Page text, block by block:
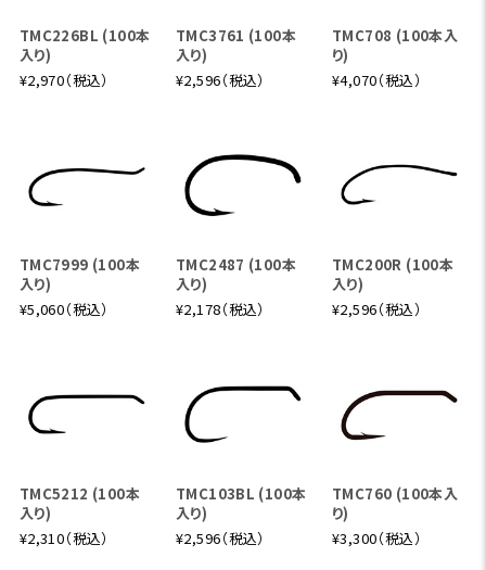
TMC226BL (100本
入り)
¥2,970（税込）
TMC3761 (100本
入り)
¥2,596（税込）
TMC708 (100本入
り)
¥4,070（税込）
TMC7999 (100本
入り)
¥5,060（税込）
TMC2487 (100本
入り)
¥2,178（税込）
TMC200R (100本
入り)
¥2,596（税込）
TMC5212 (100本
入り)
¥2,310（税込）
TMC103BL (100本
入り)
¥2,596（税込）
TMC760 (100本入
り)
¥3,300（税込）